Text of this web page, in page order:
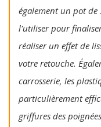
également un pot de
l'utiliser pour
réaliser un effet de
votre retouche.
carrosserie, les
particulièrement
griffures des